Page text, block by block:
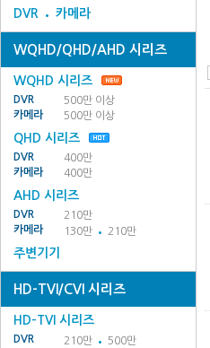
DVR 카메라
WQHD/QHD/AHD 시리즈
WQHD 시리즈
DVR
500만 이상
카메라
500만 이상
QHD 시리즈
DVR
400만
카메라
400만
AHD 시리즈
DVR
210만
카메라
130만 210만
주변기기
HD-TVI/CVI 시리즈
HD-TVI 시리즈
DVR 210만
500만